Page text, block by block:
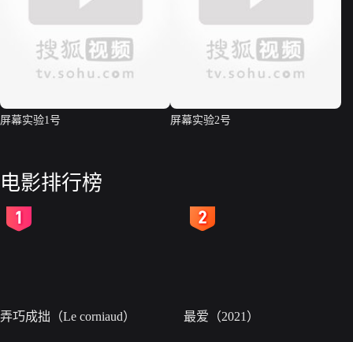
屏幕实验1号 屏幕实验2号
电影排行榜
弄巧成拙（Le corniaud） 最爱（2021）